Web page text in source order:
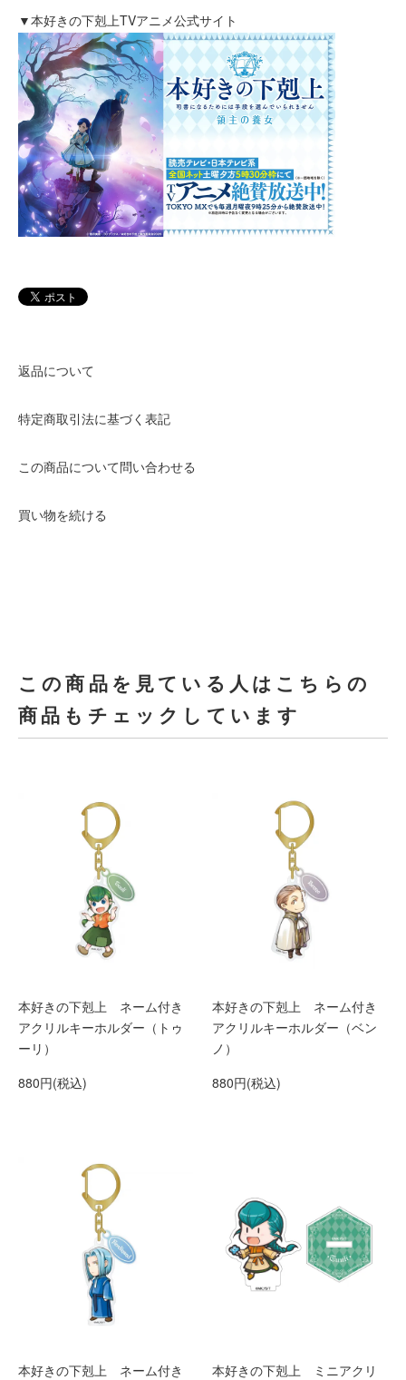
▼本好きの下剋上TVアニメ公式サイト
返品について
特定商取引法に基づく表記
この商品について問い合わせる
買い物を続ける
この商品を見ている人はこちらの
商品もチェックしています
本好きの下剋上 ネーム付き
アクリルキーホルダー（トゥ
ーリ）
880円(税込)
本好きの下剋上 ネーム付き
アクリルキーホルダー（ベン
ノ）
880円(税込)
本好きの下剋上 ネーム付き
本好きの下剋上 ミニアクリ